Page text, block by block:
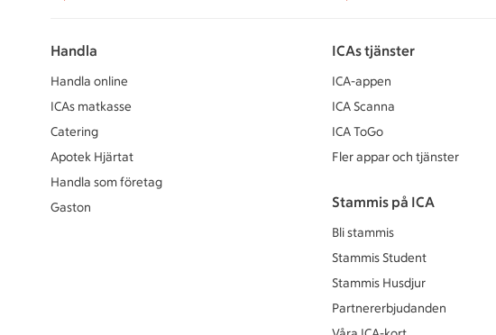
Handla
Handla online
ICAs matkasse
Catering
Apotek Hjärtat
Handla som företag
Gaston
ICAs tjänster
ICA-appen
ICA Scanna
ICA ToGo
Fler appar och tjänster
Stammis på ICA
Bli stammis
Stammis Student
Stammis Husdjur
Partnererbjudanden